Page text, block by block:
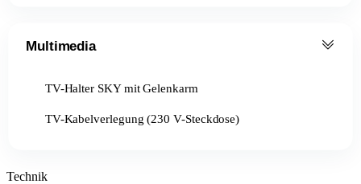
Multimedia
TV-Halter SKY mit Gelenkarm
TV-Kabelverlegung (230 V-Steckdose)
Technik